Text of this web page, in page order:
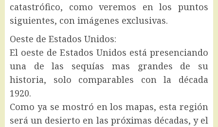
catastrófico, como veremos en los puntos
siguientes, con imágenes exclusivas.
Oeste de Estados Unidos:
El oeste de Estados Unidos está presenciando
una de las sequías mas grandes de su
historia, solo comparables con la década
1920.
Como ya se mostró en los mapas, esta región
será un desierto en las próximas décadas, y el